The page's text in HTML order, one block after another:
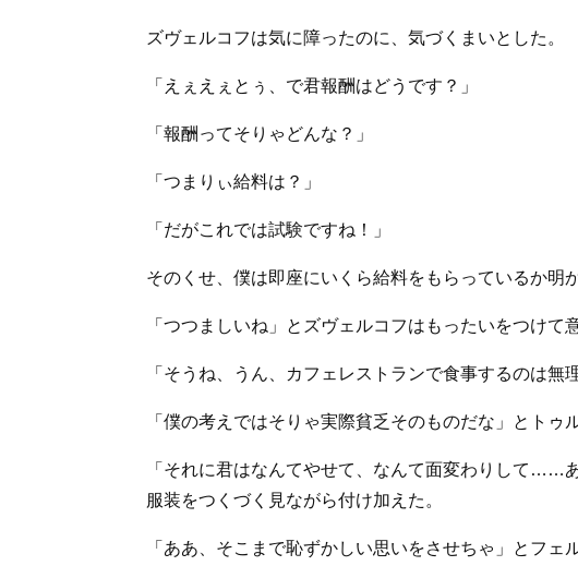
ズヴェルコフは気に障ったのに、気づくまいとした。
「えぇえぇとぅ、で君報酬はどうです？」
「報酬ってそりゃどんな？」
「つまりぃ給料は？」
「だがこれでは試験ですね！」
そのくせ、僕は即座にいくら給料をもらっているか明
「つつましいね」とズヴェルコフはもったいをつけて
「そうね、うん、カフェレストランで食事するのは
「僕の考えではそりゃ実際貧乏そのものだな」とトゥ
「それに君はなんてやせて、なんて面変わりして
服装をつくづく見ながら付け加えた。
「ああ、そこまで恥ずかしい思いをさせちゃ」とフェ